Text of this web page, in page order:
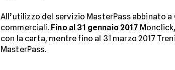
All’utilizzo del servizio MasterPass abbinato
commerciali. Fino al 31 gennaio 2017
con la carta, mentre fino al 31 marzo 2017
MasterPass.